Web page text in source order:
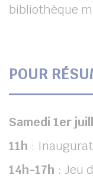
bibliothèque
POUR
Samedi 1er
11h :
14h-17h : Jeu